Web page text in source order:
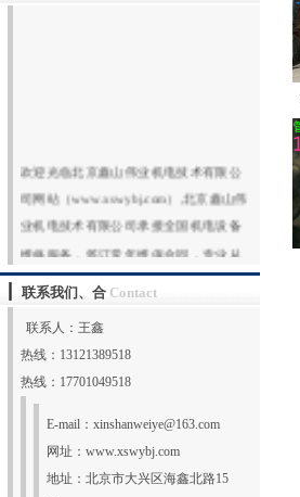
事：水泵维修，电机维修，风机维修，
真空泵维修，维修进口真空泵，大型真
空泵维修保养，维修罗茨鼓风机，维修
罗茨真空泵，各种真空泵维修，回转式
真空泵维修，水环真空泵维修，旋片真
空泵维修，专业技术，专业服务，选择
鑫山伟业，选择放心！热
线:131213895 更多
联系我们、合 Contact
联系人：王鑫
热线：13121389518
热线：17701049518
E-mail： xinshanweiye@163.com
网址： www.xswybj.com
地址：北京市大兴区海鑫北路15